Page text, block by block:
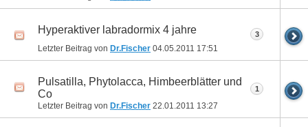
Hyperaktiver labradormix 4 jahre
Letzter Beitrag von Dr.Fischer 04.05.2011 17:51
3
Pulsatilla, Phytolacca, Himbeerblätter und
Co
Letzter Beitrag von Dr.Fischer 22.01.2011 13:27
1